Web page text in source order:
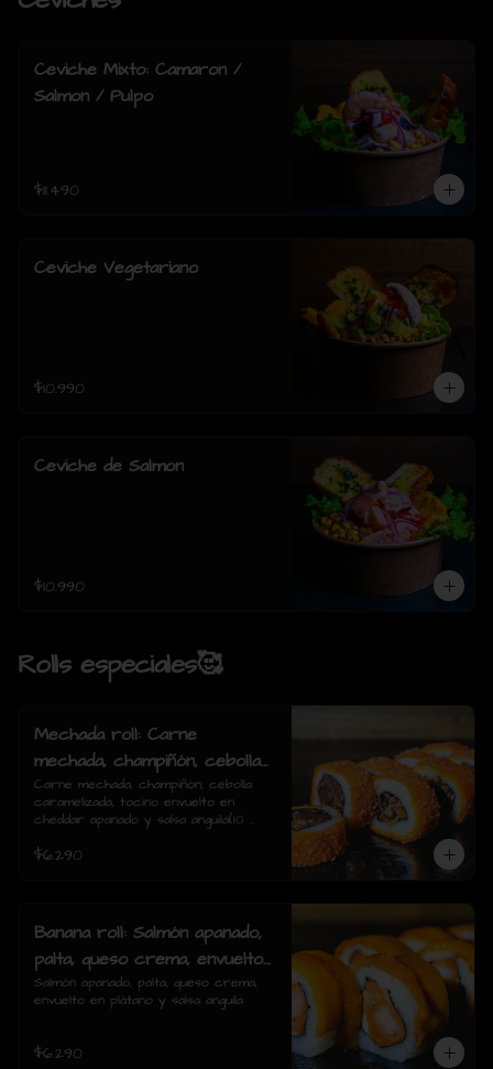
Ceviche Mixto: Camaron /
Salmon / Pulpo
$11.490
Ceviche Vegetariano
$10.990
Ceviche de Salmon
$10.990
Rolls especiales🥰
Mechada roll: Carne
mechada, champiñón, cebolla
caramelizada, tocino envuelto
en cheddar apanado y salsa
Carne mechada, champiñón, cebolla
caramelizada, tocino envuelto en
cheddar apanado y salsa anguila(10
$6.290
Banana roll: Salmón apanado,
palta, queso crema, envuelto
en plátano y salsa anguila(10
rolls)
Salmón apanado, palta, queso crema,
envuelto en plátano y salsa anguila
$6.290